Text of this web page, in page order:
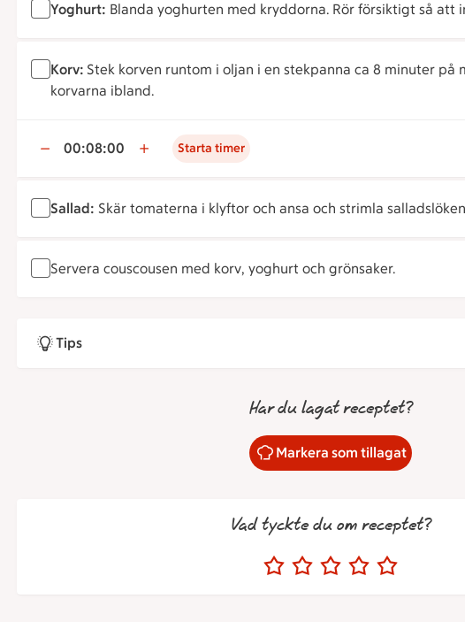
Yoghurt: Blanda yoghurten med kryddorna. Rör försiktigt så att
Korv: Stek korven runtom i oljan i en stekpanna ca 8 minuter på
korvarna ibland.
00:08:00 Starta timer
Sallad: Skär tomaterna i klyftor och ansa och strimla
Servera couscousen med korv, yoghurt och grönsaker.
Tips
Har du lagat receptet?
Markera som tillagat
Vad tyckte du om receptet?